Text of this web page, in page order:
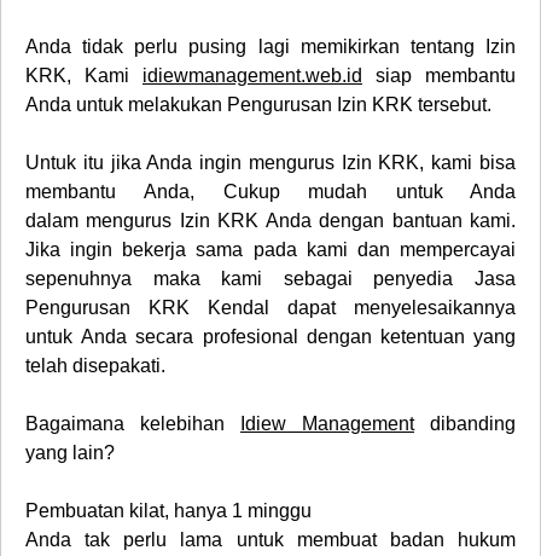
Anda tidak perlu pusing lagi memikirkan tentang
Izin
KRK, Kami idiewmanagement.web.id
siap membantu
Anda untuk melakukan Pengurusan Izin KRK tersebut.
Untuk itu jika Anda ingin mengurus Izin KRK, kami bisa
membantu Anda, Cukup mudah untuk Anda
dalam mengurus
Izin KRK Anda dengan bantuan kami.
Jika ingin bekerja sama pada kami dan mempercayai
sepenuhnya maka kami sebagai penyedia Jasa
Pengurusan KRK Kendal
dapat menyelesaikannya
untuk Anda secara profesional dengan ketentuan yang
telah disepakati.
Bagaimana kelebihan Idiew Managementdibanding
yang lain?
Pembuatan kilat, hanya 1 minggu
Anda tak perlu lama untuk membuat badan hukum